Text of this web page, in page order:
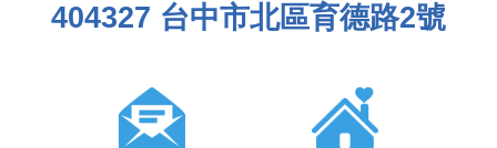
404327 台中市北區育德路2號